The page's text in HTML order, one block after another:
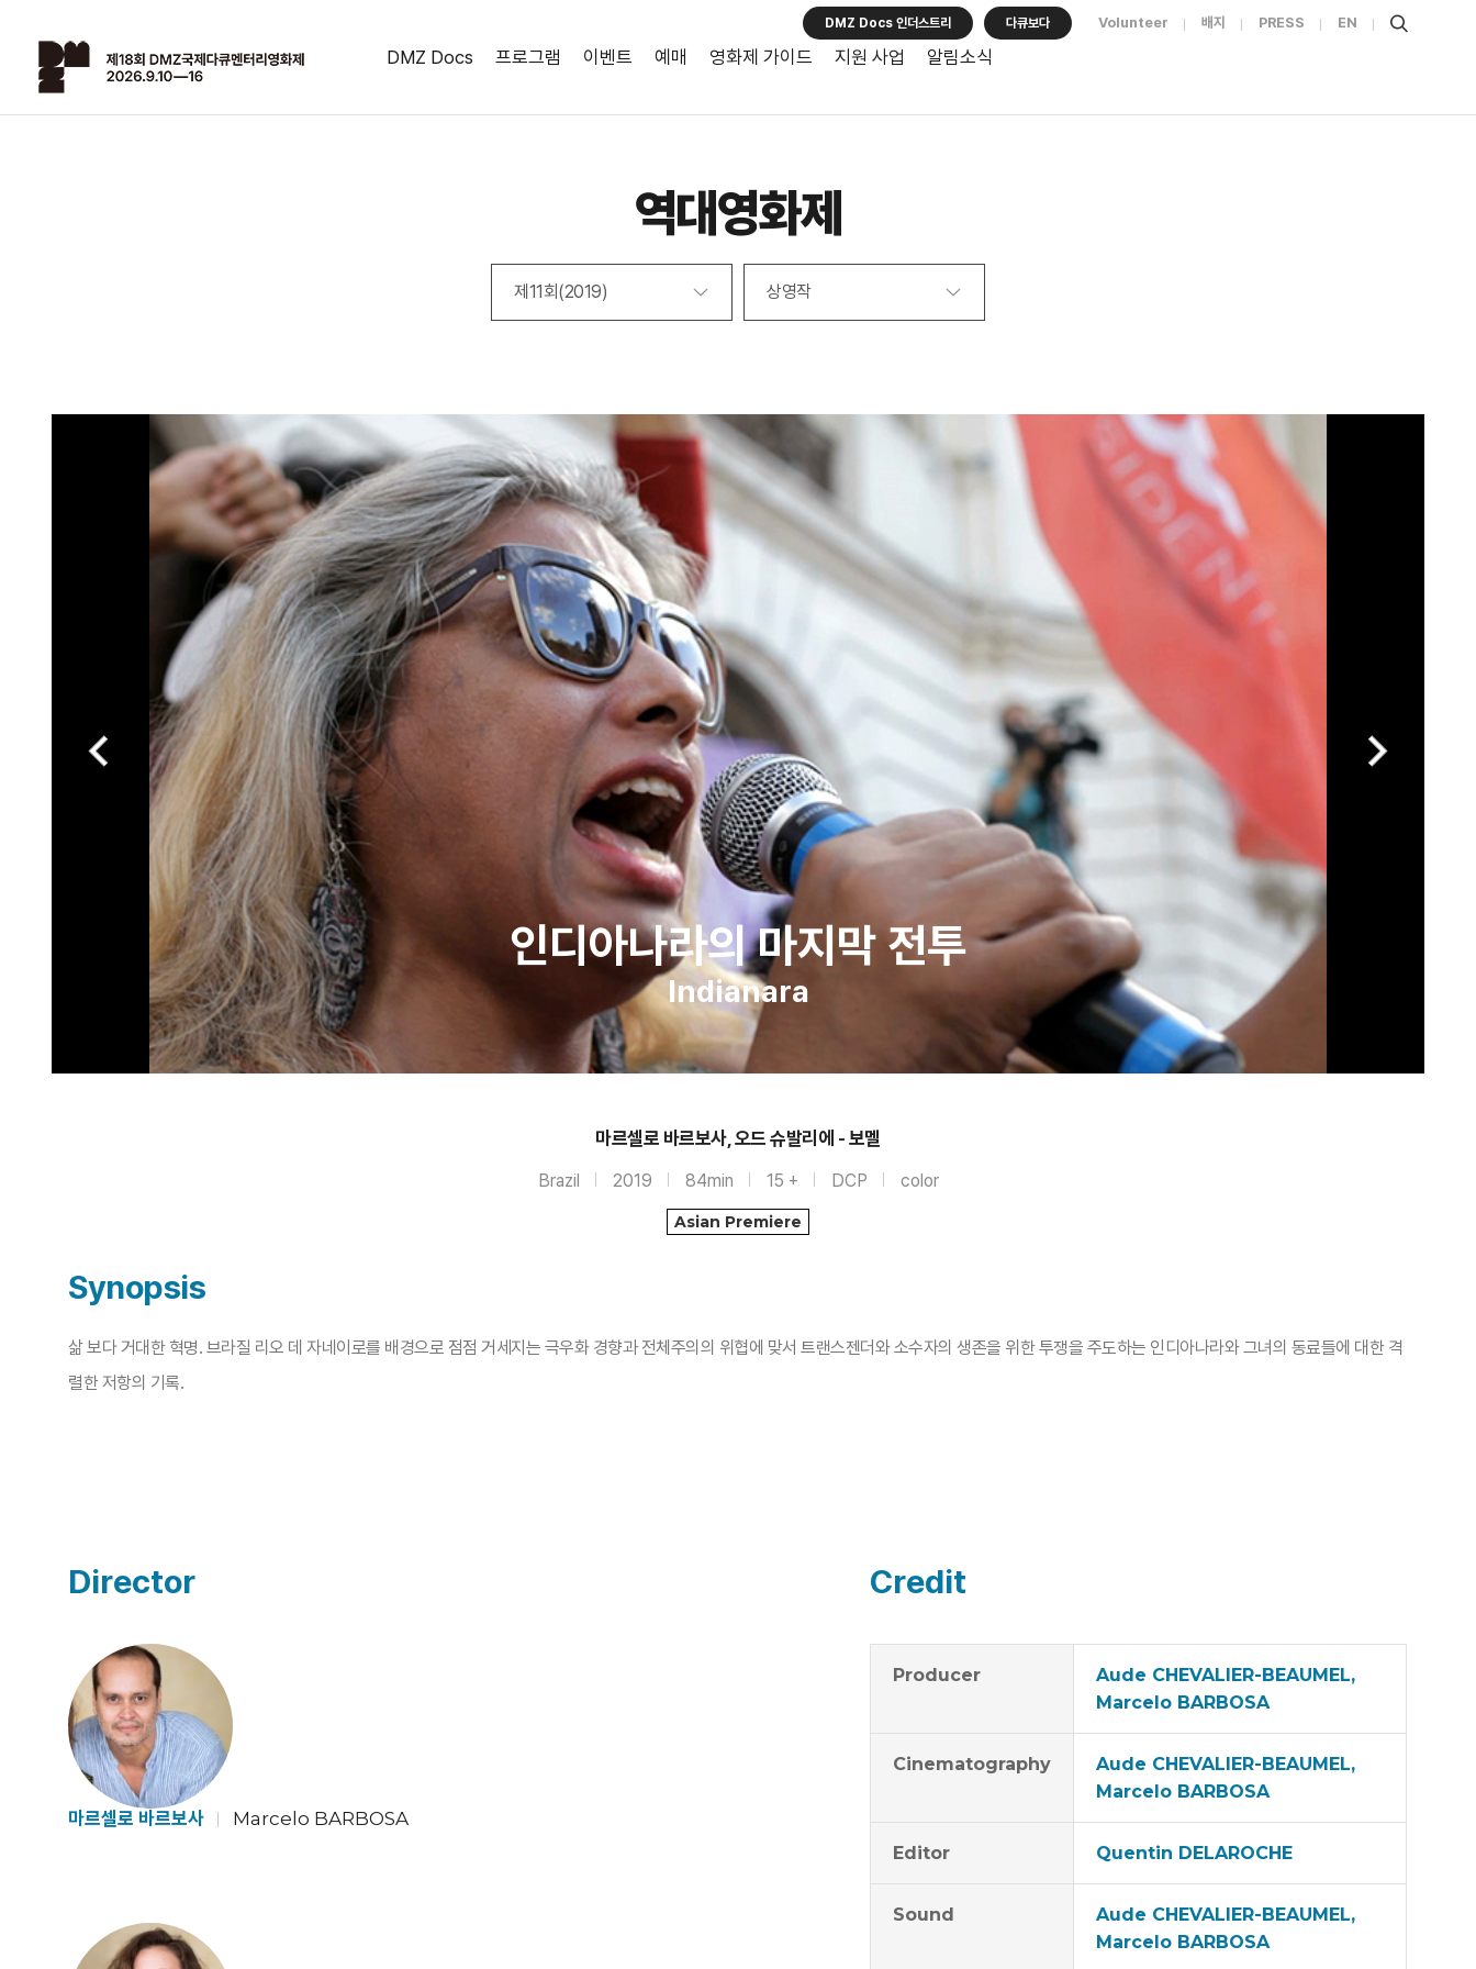
DMZ Docs 프로그램 이벤트 예매 영화제 가이드 지원 사업 알림소식
DMZ Docs 인더스트리 다큐보다 Volunteer 배지 PRESS EN
역대영화제
제11회(2019) 상영작
인디아나라의 마지막 전투
Indianara
마르셀로 바르보사, 오드 슈발리에 - 보멜
Brazil 2019 84min 15 + DCP color
Asian Premiere
Synopsis
삶 보다 거대한 혁명. 브라질 리오 데 자네이로를 배경으로 점점 거세지는 극우화 경향과 전체주의의 위협에 맞서 트랜스젠더와 소수자의 생존을 위한 투쟁을 주도하는 인디아나라와 그녀의 동료들에 대한 격
렬한 저항의 기록.
Director
마르셀로 바르보사 Marcelo BARBOSA
Credit
Producer
Aude CHEVALIER-BEAUMEL,
Marcelo BARBOSA
Cinematography
Aude CHEVALIER-BEAUMEL,
Marcelo BARBOSA
Editor Quentin DELAROCHE
Sound
Aude CHEVALIER-BEAUMEL,
Marcelo BARBOSA